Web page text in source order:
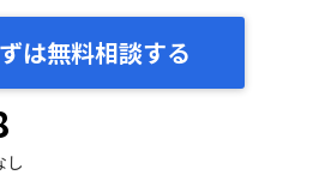
は無料相談する
し